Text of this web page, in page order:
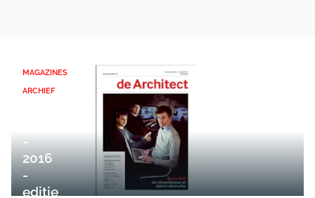
MAGAZINES
ARCHIEF
-
2016
-
editie